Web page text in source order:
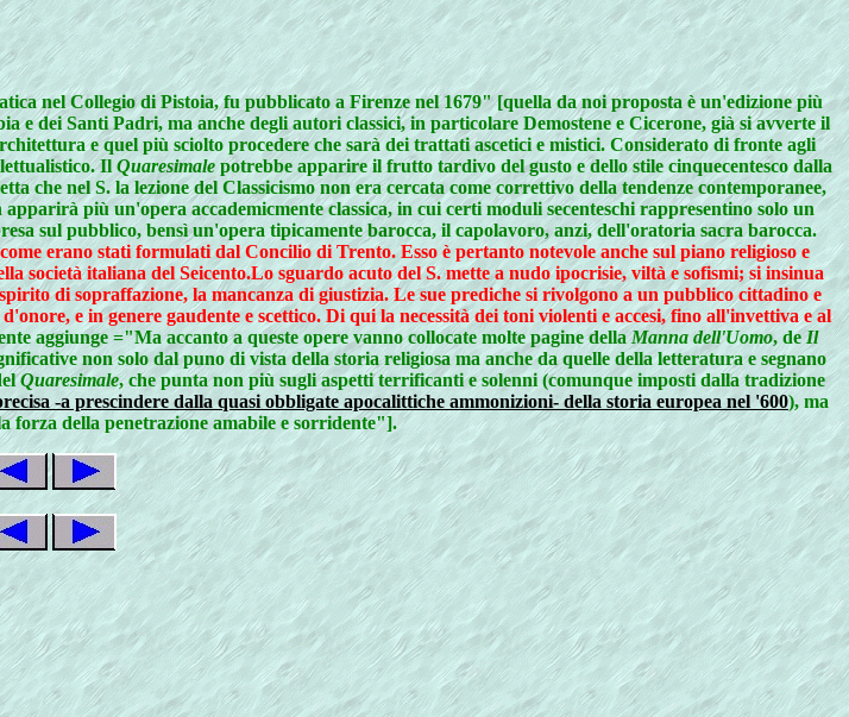
nel Collegio di Pistoia, fu pubblicato a Firenze nel 1679" [quella da noi proposta è un'edizione più
e dei Santi Padri, ma anche degli autori classici, in particolare Demostene e Cicerone, già si avverte il
e quel più sciolto procedere che sarà dei trattati ascetici e mistici. Considerato di fronte agli
Il Quaresimale potrebbe apparire il frutto tardivo del gusto e dello stile cinquecentesco dalla
che nel S. la lezione del Classicismo non era cercata come correttivo della tendenze contemporanee,
più un'opera accademicmente classica, in cui certi moduli secenteschi rappresentino solo un
sul pubblico, bensìun'opera tipicamente barocca, il capolavoro, anzi, dell'oratoria sacra barocca.
erano stati formulati dal Concilio di Trento. Esso è pertanto notevole anche sul piano religioso e
società italiana del Seicento.Lo sguardo acuto del S.mette a nudo ipocrisie, viltà e sofismi; si insinua
di sopraffazione, la mancanza di giustizia. Le sue prediche si rivolgono a un pubblico cittadino e
e in genere gaudente e scettico. Di qui la necessità dei toni violenti e accesi, fino all'invettiva e al
aggiunge ="Ma accanto a queste opere vanno collocate molte pagine dellaManna dell'Uomo, deIl
non solo dal puno di vista della storia religiosa ma anche da quelle della letteratura e segnano
Quaresimale, che punta non più sugli aspetti terrificanti e solenni (comunque imposti dalla tradizione
-a prescindere dalla quasi obbligate apocalittiche ammonizioni- della storia europea nel '600), ma
forza della penetrazione amabile e sorridente"].